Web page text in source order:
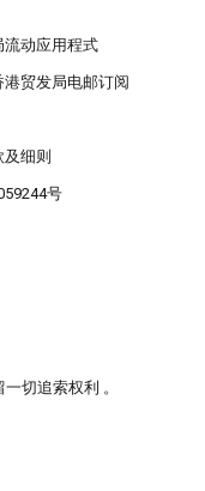
流动应用程式
港贸发局电邮订阅
细则
号
切追索权利 。